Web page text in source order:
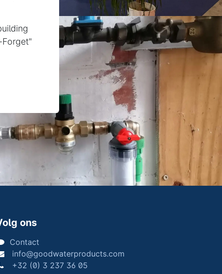
ons
Contact
info@goodwaterproducts.com
+32 (0) 3 237 36 05